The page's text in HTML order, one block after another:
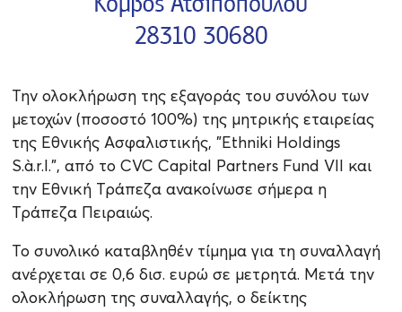
Την ολοκλήρωση της εξαγοράς του συνόλου των
μετοχών (ποσοστό 100%) της μητρικής εταιρείας
της Εθνικής Ασφαλιστικής, "Ethniki Holdings
S.à.r.l.", από το CVC Capital Partners Fund VII και
την Εθνική Τράπεζα ανακοίνωσε σήμερα η
Τράπεζα Πειραιώς.
Το συνολικό καταβληθέν τίμημα για τη συναλλαγή
ανέρχεται σε 0,6 δισ. ευρώ σε μετρητά. Μετά την
ολοκλήρωση της συναλλαγής, ο δείκτης